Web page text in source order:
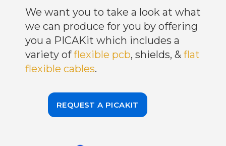
We want you to take a look at what
we can produce for you by offering
you a PICAKit which includes a
variety offlexible pcb, shields, & flat
flexible cables.
REQUEST A PICAKIT